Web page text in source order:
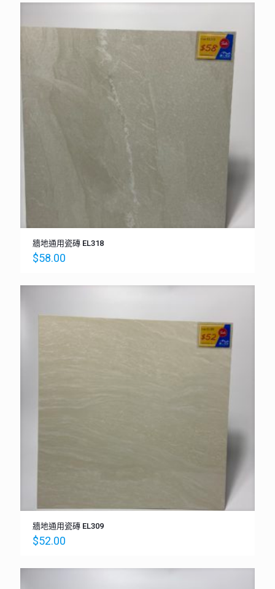
牆地通用瓷磚 EL318
$58.00
牆地通用瓷磚 EL309
$52.00